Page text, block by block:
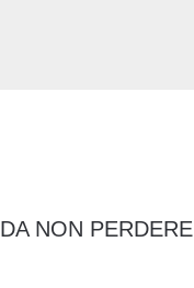
DA NON PERDERE